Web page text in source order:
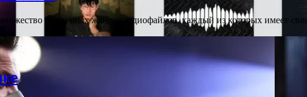
различных жанров аудиофайлов, каждый из которых имеет